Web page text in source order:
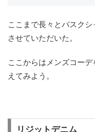
ここまで長々とバスク
させていただいた。
ここからはメンズコー
えてみよ う。
リジットデニム